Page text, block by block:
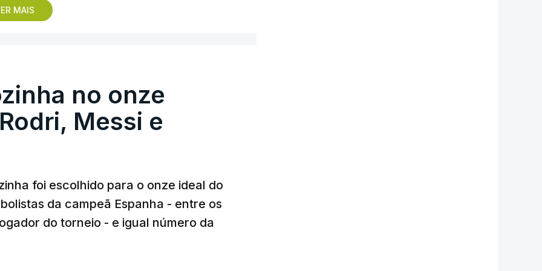
MAIS
sonhar alto na sua primeira participação
“é um enorme orgulho e um
de ter”.
que elegeram o meu golo como o
de 23 anos.
nasceu em Roterdão (Países Baixos),
no onze
Messi e
foi escolhido para o onze ideal do
da campeã Espanha - entre os
do torneio - e igual número da